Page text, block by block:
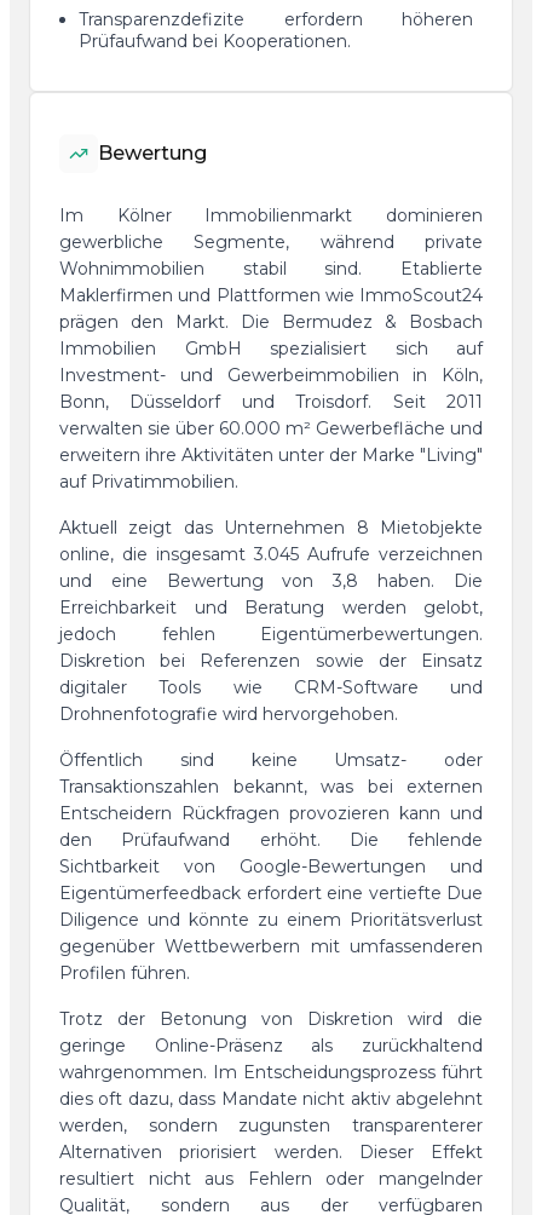
Transparenzdefizite erfordern höheren
Prüfaufwand bei Kooperationen.
Bewertung
Im Kölner Immobilienmarkt dominieren
gewerbliche Segmente, während private
Wohnimmobilien stabil sind. Etablierte
Maklerfirmen und Plattformen wie ImmoScout24
prägen den Markt. Die Bermudez & Bosbach
Immobilien GmbH spezialisiert sich auf
Investment- und Gewerbeimmobilien in Köln,
Bonn, Düsseldorf und Troisdorf. Seit 2011
verwalten sie über 60.000 m² Gewerbefläche und
erweitern ihre Aktivitäten unter der Marke "Living"
auf Privatimmobilien.
Aktuell zeigt das Unternehmen 8 Mietobjekte
online, die insgesamt 3.045 Aufrufe verzeichnen
und eine Bewertung von 3,8 haben. Die
Erreichbarkeit und Beratung werden gelobt,
jedoch fehlen Eigentümerbewertungen.
Diskretion bei Referenzen sowie der Einsatz
digitaler Tools wie CRM-Software und
Drohnenfotografie wird hervorgehoben.
Öffentlich sind keine Umsatz- oder
Transaktionszahlen bekannt, was bei externen
Entscheidern Rückfragen provozieren kann und
den Prüfaufwand erhöht. Die fehlende
Sichtbarkeit von Google-Bewertungen und
Eigentümerfeedback erfordert eine vertiefte Due
Diligence und könnte zu einem Prioritätsverlust
gegenüber Wettbewerbern mit umfassenderen
Profilen führen.
Trotz der Betonung von Diskretion wird die
geringe Online-Präsenz als zurückhaltend
wahrgenommen. Im Entscheidungsprozess führt
dies oft dazu, dass Mandate nicht aktiv abgelehnt
werden, sondern zugunsten transparenterer
Alternativen priorisiert werden. Dieser Effekt
resultiert nicht aus Fehlern oder mangelnder
Qualität, sondern aus der verfügbaren